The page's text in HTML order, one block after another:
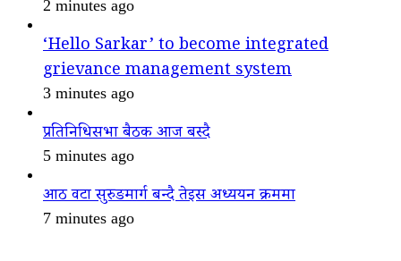
2 minutes ago
‘Hello Sarkar’ to become integrated
grievance management system
3 minutes ago
प्रतिनिधिसभा बैठक आज बस्दै
5 minutes ago
आठ वटा सुरुङमार्ग बन्दै तेइस अध्ययन क्रममा
7 minutes ago